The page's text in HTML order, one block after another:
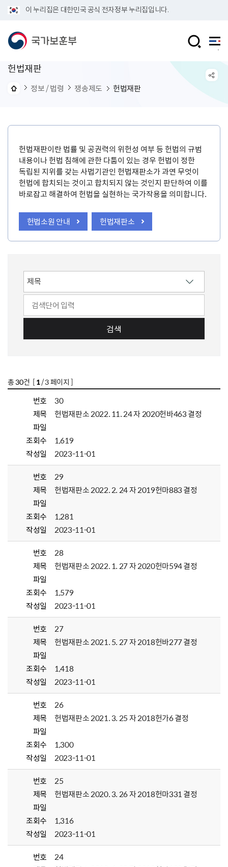
이 누리집은 대한민국 공식 전자정부 누리집입니다.
헌법재판
정보 / 법령 쟁송제도 헌법재판
헌법재판이란 법률 및 공권력의 위헌성 여부 등 헌법의 규범
내용이나 헌법 침해에 관한 다툼이 있는 경우 헌법이 정한
독립된 지위를 갖는 사법기관인 헌법재판소가 과연 무엇이
헌법에 합치되는 것이고 합치되지 않는 것인지 판단하여 이를
바로잡고 해결하여 헌법을 실현하는 국가작용을 의미합니다.
헌법소원 안내 헌법재판소
검색
총30건 [1/ 3 페이지 ]
번호
30
제목
헌법재판소 2022. 11. 24 자 2020헌바463 결정
파일
조회수
1,619
작성일
2023-11-01
번호
29
제목
헌법재판소 2022. 2. 24 자 2019헌마883 결정
파일
조회수
1,281
작성일
2023-11-01
번호
28
제목
헌법재판소 2022. 1. 27 자 2020헌마594 결정
파일
조회수
1,579
작성일
2023-11-01
번호
27
제목
헌법재판소 2021. 5. 27 자 2018헌바277 결정
파일
조회수
1,418
작성일
2023-11-01
번호
26
제목
헌법재판소 2021. 3. 25 자 2018헌가6 결정
파일
조회수
1,300
작성일
2023-11-01
번호
25
제목
헌법재판소 2020. 3. 26 자 2018헌마331 결정
파일
조회수
1,316
작성일
2023-11-01
번호
24